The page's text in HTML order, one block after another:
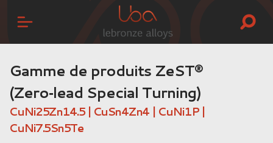
Gamme de produits ZeST®
(Zero‑lead Special Turning)
CuNi25Zn14.5 | CuSn4Zn4 | CuNi1P |
CuNi7.5Sn5Te